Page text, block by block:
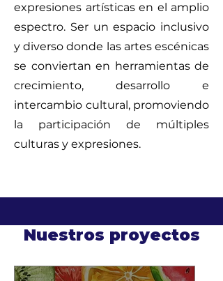
expresiones artísticas en el amplio
espectro. Ser un espacio inclusivo
y diverso donde las artes escénicas
se conviertan en herramientas de
crecimiento, desarrollo e
intercambio cultural, promoviendo
la participación de múltiples
culturas y expresiones.
Nuestros proyectos